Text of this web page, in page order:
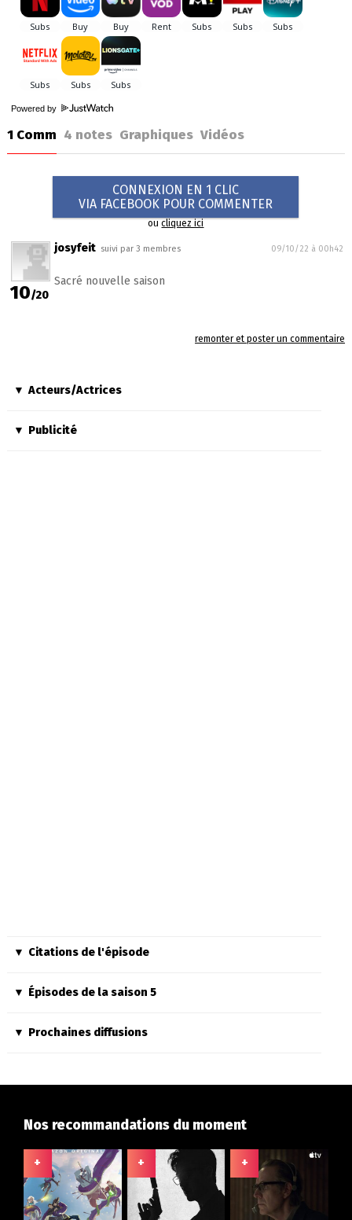
Powered by
1 Comm 4 notes Graphiques Vidéos
CONNEXION EN 1 CLIC
VIA FACEBOOK POUR COMMENTER
oucliquez ici
10/20
josyfeit suivi par 3 membres 09/10/22 à 00h42
Sacré nouvelle saison
remonter et poster un commentaire
Acteurs/Actrices
Publicité
Citations de l'épisode
Épisodes de la saison 5
Prochaines diffusions
Nos recommandations du moment
+ + +